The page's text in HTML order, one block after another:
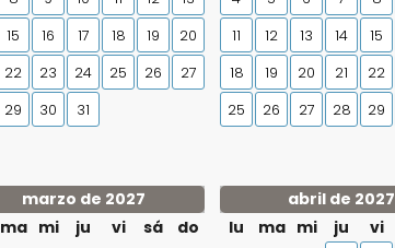
15 16 17 18 19
20
22 23 24 25 26
27
29 30 31
11
12 13 14 15
18
19 20 21 22
25
26 27 28 29
marzo de 2027
ma mi ju vi sá do
abril de 2027
lu
ma mi ju vi